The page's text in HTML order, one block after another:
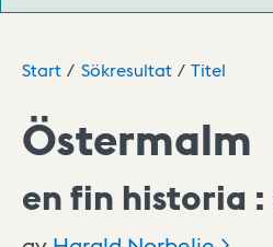
Start Sökresultat Titel
Östermalm
en fin historia